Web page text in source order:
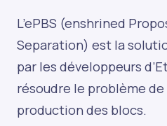
L’ePBS (enshrined
Separation) est la
par les développeurs
résoudre le problème
production des blocs.